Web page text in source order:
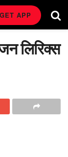
GET APP
लिरिक्स